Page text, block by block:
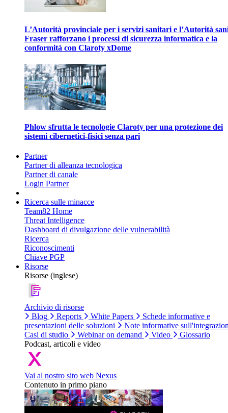
L’Autorità provinciale per i servizi sanitari e l’Autorità
Fraser rafforzano i processi di sicurezza informatica e la
conformità con Claroty xDome
Phlow sfrutta le tecnologie Claroty per una protezione dei
sistemi cibernetici-fisici senza pari
Partner
Partner di alleanza tecnologica
Partner di canale
Login Partner
Ricerca sulle minacce
Team82 Home
Threat Intelligence
Dashboard di divulgazione delle vulnerabilità
Ricerca
Riconoscimenti
Chiave PGP
Risorse
Risorse (inglese)
Archivio di risorse
Blog
Reports White Papers
Schede informative e
presentazioni delle soluzioni
Note informative
Casi di studio
Webinar on demand Video
Glossario
Podcast, articoli e video
Vai al nostro sito web Nexus
Contenuto in primo piano